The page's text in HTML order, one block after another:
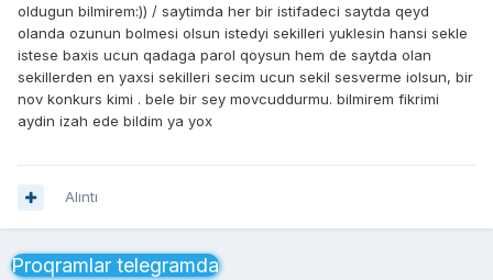
oldugun bilmirem:)) / saytimda her bir istifadeci saytda qeyd
olanda ozunun bolmesi olsun istedyi sekilleri yuklesin hansi sekle
istese baxis ucun qadaga parol qoysun hem de saytda olan
sekillerden en yaxsi sekilleri secim ucun sekil sesverme iolsun, bir
nov konkurs kimi . bele bir sey movcuddurmu. bilmirem fikrimi
aydin izah ede bildim ya yox
Alıntı
Proqramlar telegramda